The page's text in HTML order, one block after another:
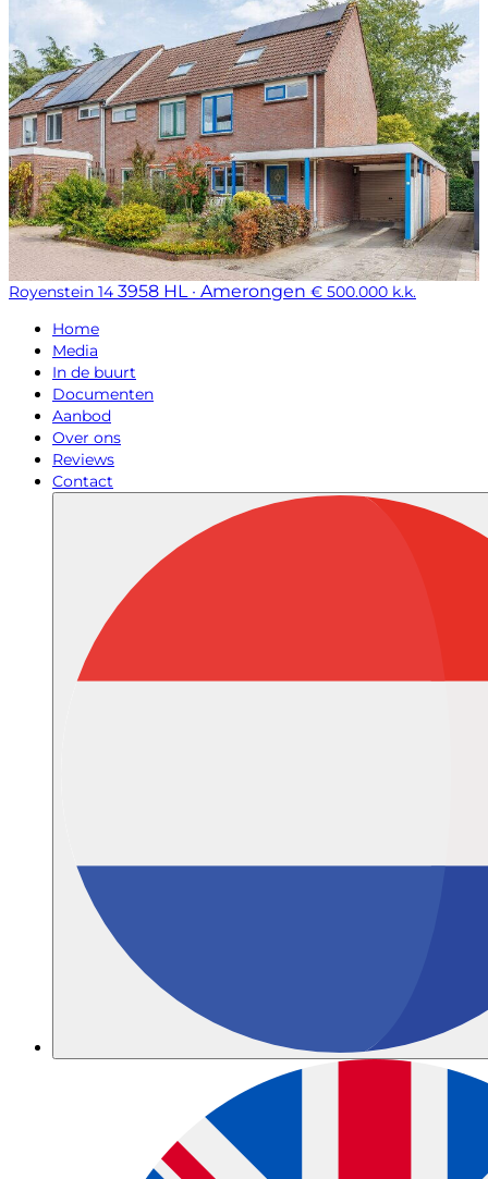
Royenstein 14 3958 HL · Amerongen € 500.000 k.k.
Home
Media
In de buurt
Documenten
Aanbod
Over ons
Reviews
Contact